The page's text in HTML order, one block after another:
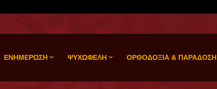
ΕΝΗΜΕΡΩΣΗ ΨΥΧΩΦΕΛΗ ΟΡΘΟΔΟΞΙΑ & ΠΑΡΑΔΟΣΗ